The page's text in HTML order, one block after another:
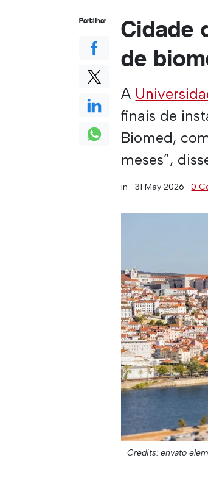
Cidade
de
A
finais de
Biomed,
meses”,
in · 31 May 2026 ·0
Credits: envato
Partilhar